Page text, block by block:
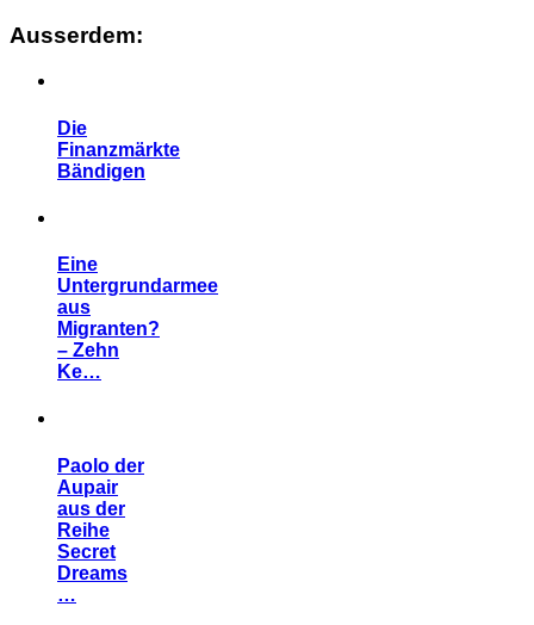
Ausserdem:
Die
Finanzmärkte
Bändigen
Eine
Untergrundarmee
aus
Migranten?
– Zehn
Ke…
Paolo der
Aupair
aus der
Reihe
Secret
Dreams
…